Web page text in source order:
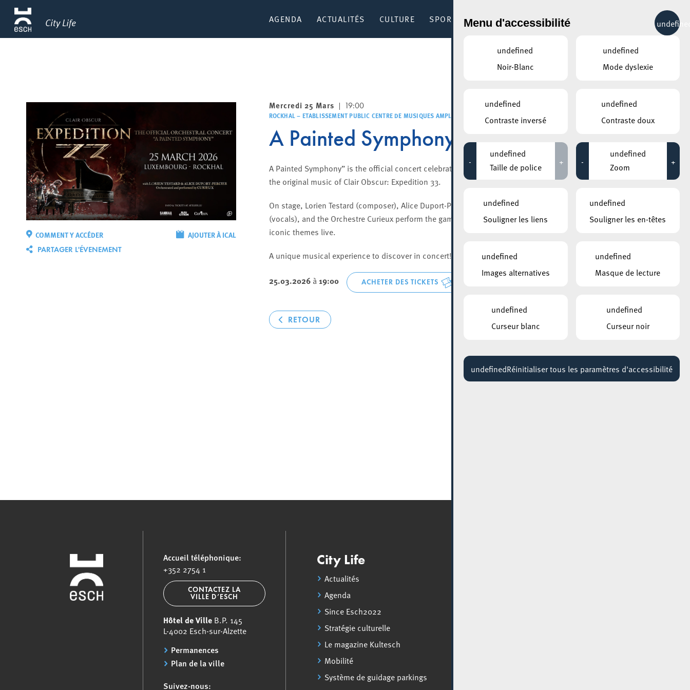
City Life AGENDA ACTUALITÉS CULTURE SPORT & RÉCRÉATION MOBILITÉ
AJOUTER À ICAL
COMMENT Y ACCÉDER
PARTAGER L'ÉVENEMENT
Mercredi 25 Mars 19:00
ROCKHAL – ETABLISSEMENT PUBLIC CENTRE DE MUSIQUES AMPLIFIÉES
A Painted Symphony
A Painted Symphony” is the official concert celebrating
the original music of Clair Obscur: Expedition 33.
On stage, Lorien Testard (composer), Alice Duport-Percier
(vocals), and the Orchestre Curieux perform the game’s
iconic themes live.
A unique musical experience to discover in concert!
25.03.2026à 19:00 ACHETER DES TICKETS
RETOUR
AUTRES ÉVÉNEMENTS
Les nouvelles hallucinations
de Lucas Cranach l’Ancien
AUTRES ÉVÉNEMENTS
SIMILAIRES
16:00 - 22:00
17:00 - 19:00
Accueil téléphonique:
+352 2754 1
CONTACTEZ LA
VILLE D’ESCH
Hôtel de Ville B.P. 145
L-4002 Esch-sur-Alzette
Permanences
Plan de la ville
Suivez-nous:
City Life
Actualités
Agenda
Since Esch2022
Stratégie culturelle
Le magazine Kultesch
Mobilité
Système de guidage parkings
18°C
Menu d'accessibilité
undefined
Noir-Blanc
undefined
Mode dyslexie
undefined
Contraste inversé
undefined
Contraste doux
-
undefined
Taille de police
+ -
undefined
Zoom
+
undefined
Souligner les liens
undefined
Souligner les en-têtes
undefined
Images alternatives
undefined
Masque de lecture
undefined
Curseur blanc
undefined
Curseur noir
undefinedRéinitialiser tous les paramètres d'accessibilité